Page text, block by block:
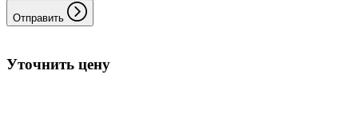
Отправить
Уточнить цену